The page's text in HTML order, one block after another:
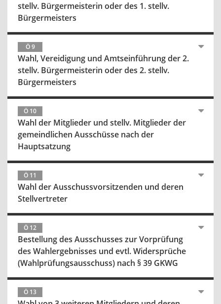
stellv. Bürgermeisterin oder des 1. stellv.
Bürgermeisters
Ö 9
Wahl, Vereidigung und Amtseinführung der 2.
stellv. Bürgermeisterin oder des 2. stellv.
Bürgermeisters
Ö 10
Wahl der Mitglieder und stellv. Mitglieder der
gemeindlichen Ausschüsse nach der
Hauptsatzung
Ö 11
Wahl der Ausschussvorsitzenden und deren
Stellvertreter
Ö 12
Bestellung des Ausschusses zur Vorprüfung
des Wahlergebnisses und evtl. Widersprüche
(Wahlprüfungsausschuss) nach § 39 GKWG
Ö 13